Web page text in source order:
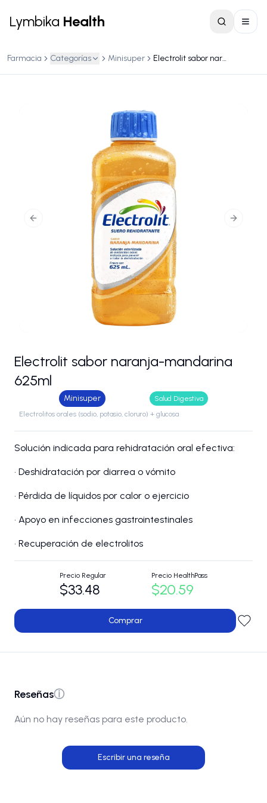
Lymbika Health
Farmacia Categorías Minisuper Electrolit sabor naranja-mandarina 625ml
Previous slide Next
Electrolit sabor naranja-mandarina
625ml
Minisuper
Salud Digestiva
Electrolitos orales (sodio, potasio, cloruro) + glucosa
Solución indicada para rehidratación oral efectiva:
• Deshidratación por diarrea o vómito
• Pérdida de líquidos por calor o ejercicio
• Apoyo en infecciones gastrointestinales
• Recuperación de electrolitos
Precio Regular
$33.48
Precio HealthPass
$20.59
Comprar
Reseñasⓘ
Aún no hay reseñas para este producto.
Escribir una reseña